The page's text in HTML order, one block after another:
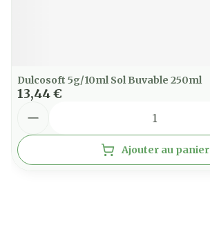
Dulcosoft 5g/10ml Sol Buvable 250ml
13,44 €
Ajouter au panier